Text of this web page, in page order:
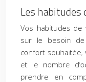
Les habitudes
Vos habitudes de
sur le besoin de
confort
et le nombre
prendre en